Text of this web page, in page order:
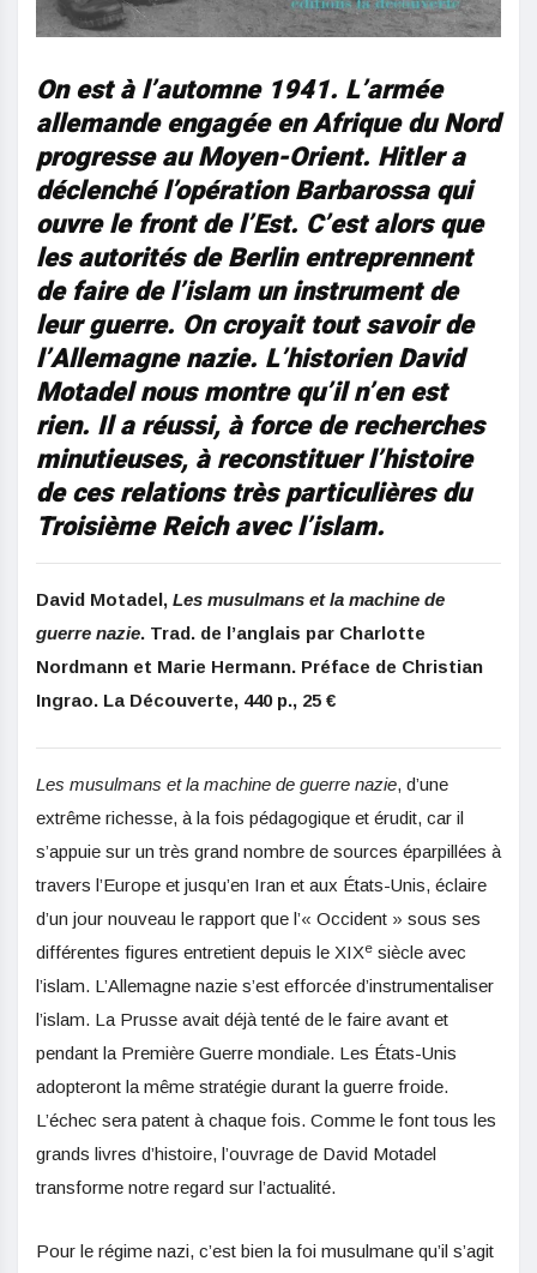
On est à l’automne 1941. L’armée
allemande engagée en Afrique du Nord
progresse au Moyen-Orient. Hitler a
déclenché l’opération Barbarossa qui
ouvre le front de l’Est. C’est alors que
les autorités de Berlin entreprennent
de faire de l’islam un instrument de
leur guerre. On croyait tout savoir de
l’Allemagne nazie. L’historien David
Motadel nous montre qu’il n’en est
rien. Il a réussi, à force de recherches
minutieuses, à reconstituer l’histoire
de ces relations très particulières du
Troisième Reich avec l’islam.
David Motadel, Les musulmans et la machine de
guerre nazie. Trad. de l’anglais par Charlotte
Nordmann et Marie Hermann. Préface de Christian
Ingrao. La Découverte, 440 p., 25 €
Les musulmans et la machine de guerre nazie, d’une
extrême richesse, à la fois pédagogique et érudit, car il
s’appuie sur un très grand nombre de sources éparpillées à
travers l’Europe et jusqu’en Iran et aux États-Unis, éclaire
d’un jour nouveau le rapport que l’« Occident » sous ses
différentes figures entretient depuis le XIXe siècle avec
l’islam. L’Allemagne nazie s’est efforcée d’instrumentaliser
l’islam. La Prusse avait déjà tenté de le faire avant et
pendant la Première Guerre mondiale. Les États-Unis
adopteront la même stratégie durant la guerre froide.
L’échec sera patent à chaque fois. Comme le font tous les
grands livres d’histoire, l’ouvrage de David Motadel
transforme notre regard sur l’actualité.
Pour le régime nazi, c’est bien la foi musulmane qu’il s’agit